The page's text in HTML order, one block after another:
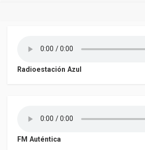
Radioestación Azul
FM Auténtica